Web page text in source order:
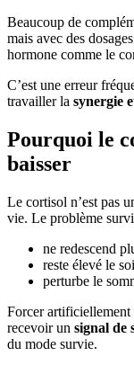
Beaucoup de
mais avec des
hormone comme le
C’est une erreur
travailler la synergie
Pourquoi le
baisser
Le cortisol n’est pas
vie. Le problème
ne redescend
reste élevé le
perturbe le
Forcer
recevoir un signal de
du mode survie.